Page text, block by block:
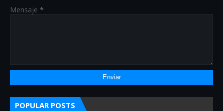
Mensaje *
POPULAR POSTS